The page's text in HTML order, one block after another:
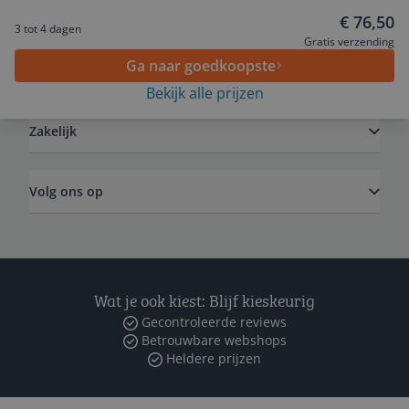
3 tot 4 dagen € 76,50
Gratis verzending
Ga naar goedkoopste
Bekijk alle prijzen
Zakelijk
Volg ons op
Wat je ook kiest: Blijf kieskeurig
Gecontroleerde reviews
Betrouwbare webshops
Heldere prijzen